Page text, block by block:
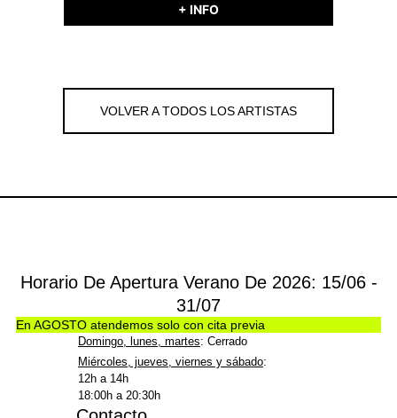
+ INFO
VOLVER A TODOS LOS ARTISTAS
Horario De Apertura Verano De 2026: 15/06 -
31/07
En AGOSTO atendemos solo con cita previa
Domingo, lunes, martes: Cerrado
Miércoles, jueves, viernes y sábado:
12h a 14h
18:00h a 20:30h